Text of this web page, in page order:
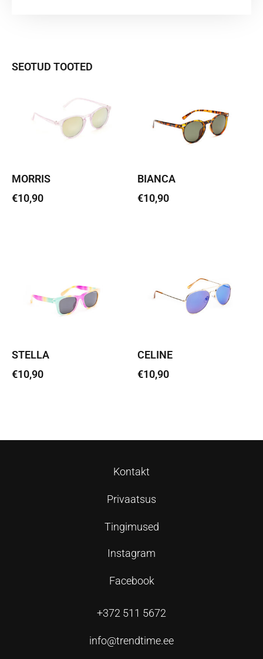
SEOTUD TOOTED
MORRIS
€10,90
BIANCA
€10,90
STELLA
€10,90
CELINE
€10,90
Kontakt
Privaatsus
Tingimused
Instagram
Facebook
+372 511 5672
info@trendtime.ee